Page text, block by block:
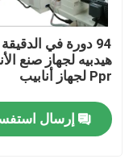
رقابة جودة
اتصل بنا
آلة بثق الأنابيب
هيدبيه لجهاز صنع
Ppr لجهاز أنابيب
إرسال